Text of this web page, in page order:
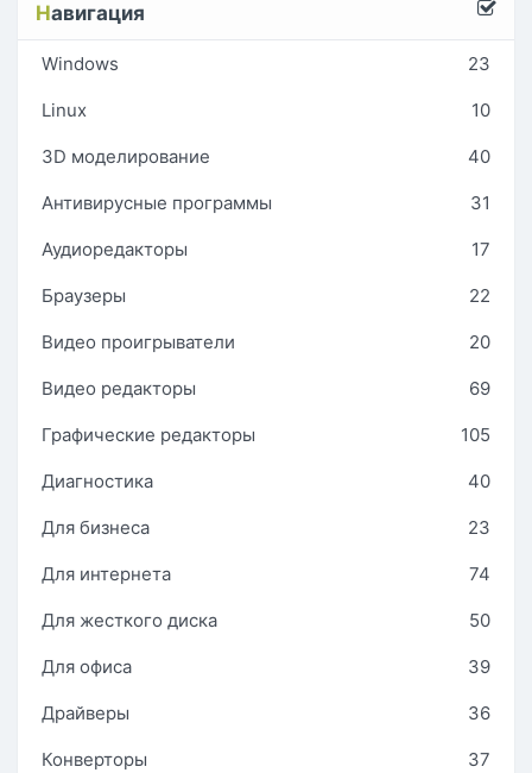
Навигация
Windows 23
Linux 10
3D моделирование 40
Антивирусные программы 31
Аудиоредакторы 17
Браузеры 22
Видео проигрыватели 20
Видео редакторы 69
Графические редакторы 105
Диагностика 40
Для бизнеса 23
Для интернета 74
Для жесткого диска 50
Для офиса 39
Драйверы 36
Конверторы 37